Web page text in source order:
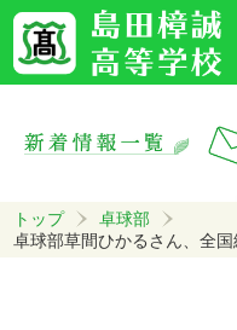
トップ
卓球部
卓球部草間ひかるさん、全